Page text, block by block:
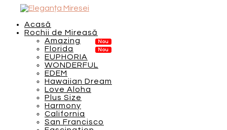
Acasă
Rochii de Mireasă
Amazing
Florida
EUPHORIA
WONDERFUL
EDEM
Hawaiian Dream
Love Aloha
Plus Size
Harmony
California
San Francisco